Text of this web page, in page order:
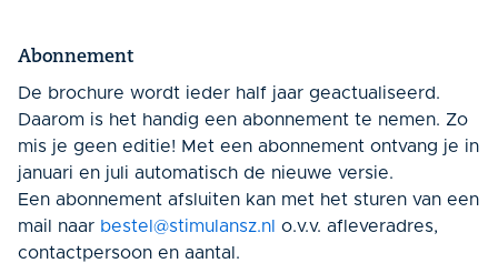
Abonnement
De brochure wordt ieder half jaar geactualiseerd.
Daarom is het handig een abonnement te nemen. Zo
mis je geen editie! Met een abonnement ontvang je in
januari en juli automatisch de nieuwe versie.
Een abonnement afsluiten kan met het sturen van een
mail naar bestel@stimulansz.nl o.v.v. afleveradres,
contactpersoon en aantal.